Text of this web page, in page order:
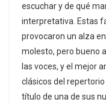
escuchar y de qué
interpretativa. Estas
provocaron un alza
molesto, pero bueno
las voces, y el mejor
clásicos del
título de una de sus